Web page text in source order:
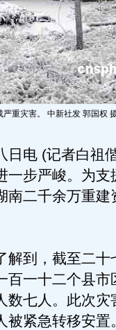
重灾害。 中新社发 郭国权
电 (记者白祖
一步严峻。为支
南二千余万重建
到，截至二十
百一十二个县市
数七人。此次灾
被紧急转移安置